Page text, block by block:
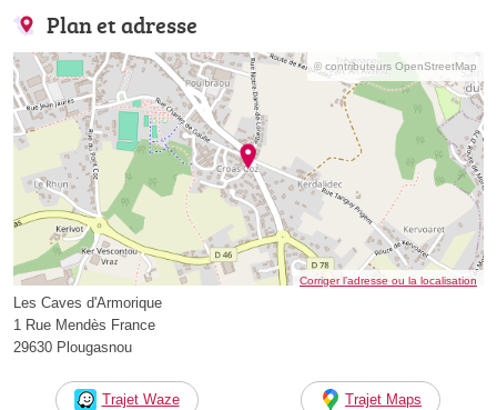
Plan et adresse
© contributeurs OpenStreetMap
Corriger l’adresse ou la localisation
Les Caves d'Armorique
1 Rue Mendès France
29630 Plougasnou
Trajet Waze Trajet Maps